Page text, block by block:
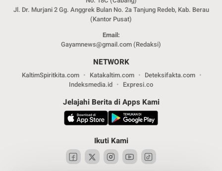
Jl. Dr. Murjani 2 Gg. Anggrek Bulan No. 2a Tanjung Redeb, Kab. Berau
(Kantor Pusat)
Email:
Gayamnews@gmail.com (Redaksi)
NETWORK
KaltimSpiritkita.com Katakaltim.com
Deteksifakta.com
Indeksmedia.id
Expresi.co
Jelajahi Berita di Apps Kami
Ikuti Kami